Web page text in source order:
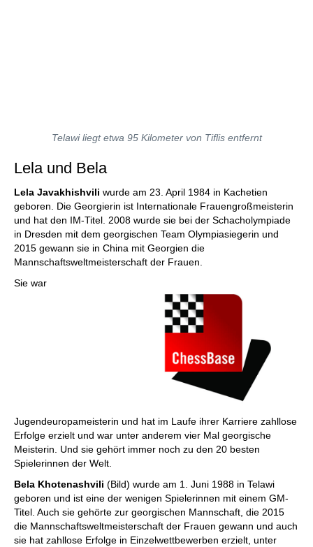
Telawi liegt etwa 95 Kilometer von Tiflis entfernt
Lela und Bela
Lela Javakhishvili wurde am 23. April 1984 in Kachetien
geboren. Die Georgierin ist Internationale Frauengroßmeisterin
und hat den IM-Titel. 2008 wurde sie bei der Schacholympiade
in Dresden mit dem georgischen Team Olympiasiegerin und
2015 gewann sie in China mit Georgien die
Mannschaftsweltmeisterschaft der Frauen.
Sie war
Jugendeuropameisterin und hat im Laufe ihrer Karriere zahllose
Erfolge erzielt und war unter anderem vier Mal georgische
Meisterin. Und sie gehört immer noch zu den 20 besten
Spielerinnen der Welt.
Bela Khotenashvili (Bild) wurde am 1. Juni 1988 in Telawi
geboren und ist eine der wenigen Spielerinnen mit einem GM-
Titel. Auch sie gehörte zur georgischen Mannschaft, die 2015
die Mannschaftsweltmeisterschaft der Frauen gewann und auch
sie hat zahllose Erfolge in Einzelwettbewerben erzielt, unter